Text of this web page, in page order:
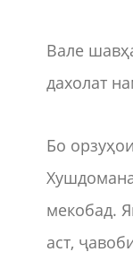
Вале
дахолат
Бо
мекобад.
аст,